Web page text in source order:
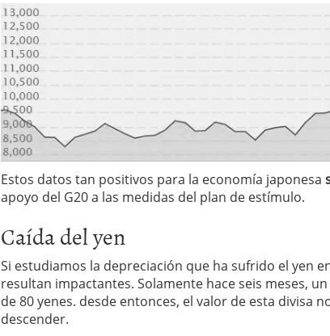
Estos datos tan positivos para la economía japonesa
apoyo del G20 a las medidas del plan de estímulo.
Caída del yen
Si estudiamos la depreciación que ha sufrido el yen
resultan impactantes. Solamente hace seis meses,
de 80 yenes. desde entonces, el valor de esta divisa
descender.